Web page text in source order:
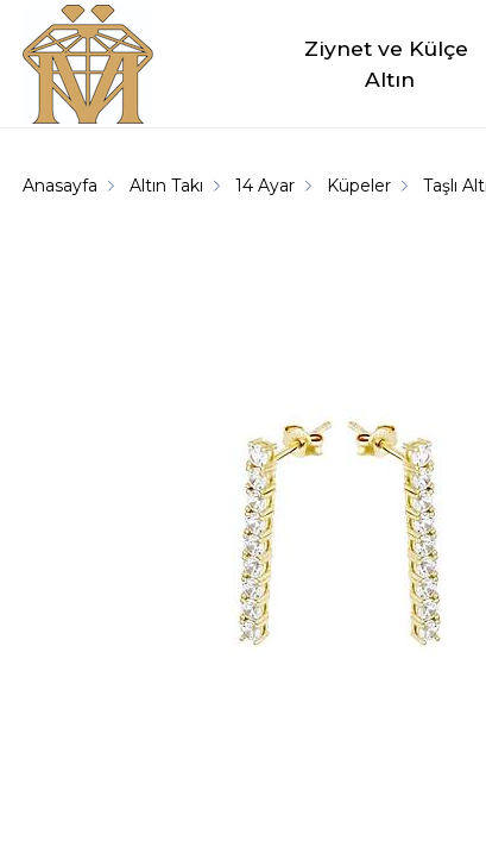
Ziynet ve Külçe
Altın
Anasayfa Altın Takı 14 Ayar Küpeler Taşlı